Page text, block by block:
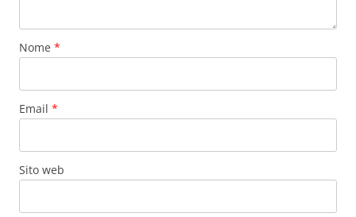
Nome *
Email *
Sito web